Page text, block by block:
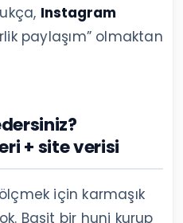
Instagram
paylaşım” olmaktan
+ site verisi
için karmaşık
Basit bir huni kurup